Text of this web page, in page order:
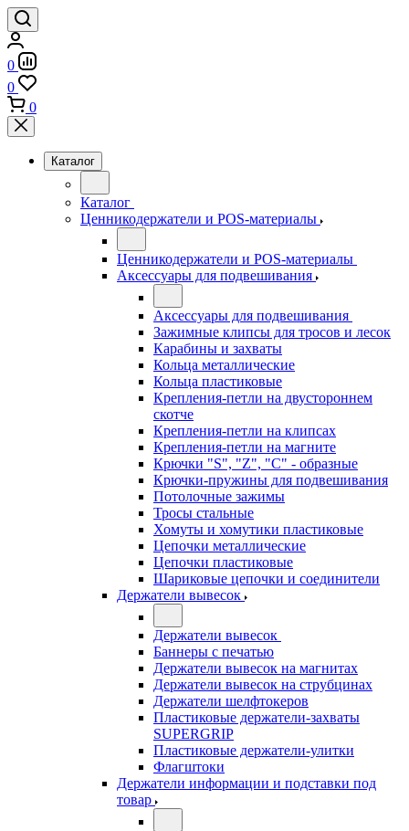
0
0
0
Каталог
Каталог
Ценникодержатели и POS-материалы
Ценникодержатели и POS-материалы
Аксессуары для подвешивания
Аксессуары для подвешивания
Зажимные клипсы для тросов и лесок
Карабины и захваты
Кольца металлические
Кольца пластиковые
Крепления-петли на двустороннем
скотче
Крепления-петли на клипсах
Крепления-петли на магните
Крючки "S", "Z", "C" - образные
Крючки-пружины для подвешивания
Потолочные зажимы
Тросы стальные
Хомуты и хомутики пластиковые
Цепочки металлические
Цепочки пластиковые
Шариковые цепочки и соединители
Держатели вывесок
Держатели вывесок
Баннеры с печатью
Держатели вывесок на магнитах
Держатели вывесок на струбцинах
Держатели шелфтокеров
Пластиковые держатели-захваты
SUPERGRIP
Пластиковые держатели-улитки
Флагштоки
Держатели информации и подставки под
товар